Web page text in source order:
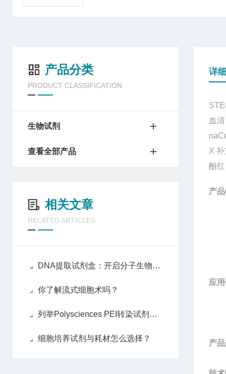
产品分类
PRODUCT CLASSIFICATION
生物试剂
查看全部产品
相关文章
RELATED ARTICLES
DNA提取试剂盒：开启分子生物学研究的新篇章
你了解流式细胞术吗？
列举Polysciences PEI转染试剂的优点
细胞培养试剂与耗材怎么选择？
详
血
X
酚
产
应
产